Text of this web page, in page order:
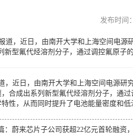
发布时间
道，近日，由南开大学和上海空间电
新型氟代烃溶剂分子，通过调控氟原子
，近日，由南开大学和上海空间电源
合成出系列新型氟代烃溶剂分子，通
性，从而同时提升了电池能量密度和
： 蔚来芯片子公司获超22亿元首轮融资